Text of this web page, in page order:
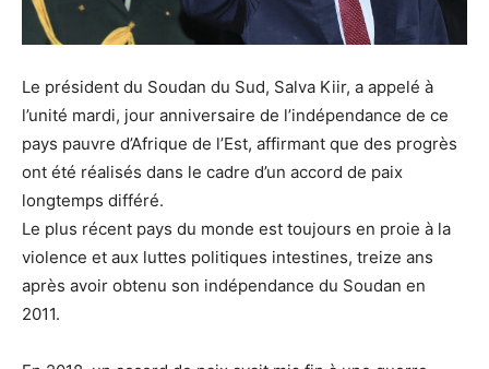
Le président du Soudan du Sud, Salva Kiir, a appelé à
l’unité mardi, jour anniversaire de l’indépendance de ce
pays pauvre d’Afrique de l’Est, affirmant que des progrès
ont été réalisés dans le cadre d’un accord de paix
longtemps différé.
Le plus récent pays du monde est toujours en proie à la
violence et aux luttes politiques intestines, treize ans
après avoir obtenu son indépendance du Soudan en
2011.